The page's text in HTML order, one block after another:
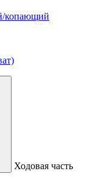
копающий
Ходовая часть